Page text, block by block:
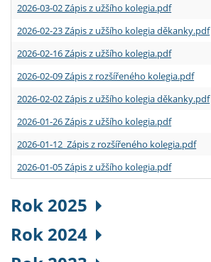
2026-03-02 Zápis z užšího kolegia.pdf
2026-02-23 Zápis z užšího kolegia děkanky.pdf
2026-02-16 Zápis z užšího kolegia.pdf
2026-02-09 Zápis z rozšířeného kolegia.pdf
2026-02-02 Zápis z užšího kolegia děkanky.pdf
2026-01-26 Zápis z užšího kolegia.pdf
2026-01-12 Zápis z rozšířeného kolegia.pdf
2026-01-05 Zápis z užšího kolegia.pdf
Rok 2025
Rok 2024